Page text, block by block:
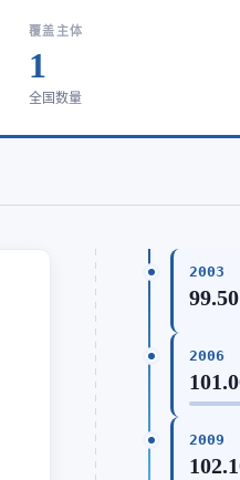
覆盖主体
1
全国数量
2003
99.50
2006
2009